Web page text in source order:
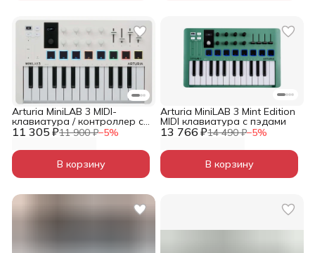
11 305 ₽11 900 ₽−5%
Arturia MiniLAB 3 MIDI-
клавиатура / контроллер с
пэдами
В корзину
13 766 ₽14 490 ₽−5%
Arturia MiniLAB 3 Mint Edition
MIDI клавиатура с пэдами
В корзину